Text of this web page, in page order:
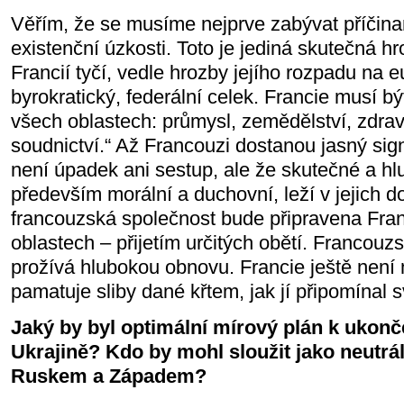
Věřím, že se musíme nejprve zabývat
existenční úzkosti. Toto je jediná skutečná
Francií tyčí, vedle hrozby jejího rozpadu na
byrokratický, federální celek. Francie musí
všech oblastech: průmysl, zemědělství,
soudnictví.“ Až Francouzi dostanou jasný
není úpadek ani sestup, ale že skutečné a
především morální a duchovní, leží v jejich
francouzská společnost bude připravena
oblastech – přijetím určitých obětí.
prožívá hlubokou obnovu. Francie ještě není
pamatuje sliby dané křtem, jak jí připomínal
Jaký by byl optimální mírový plán k
Ukrajině? Kdo by mohl sloužit jako
Ruskem a Západem?